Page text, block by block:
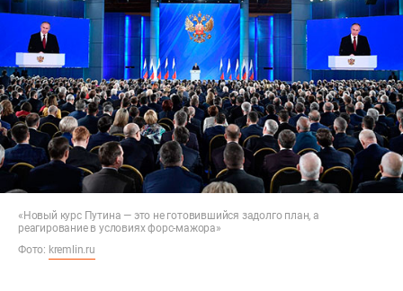
«Новый курс Путина — это не готовившийся задолго план, а
реагирование в условиях форс-мажора»
Фото: kremlin.ru